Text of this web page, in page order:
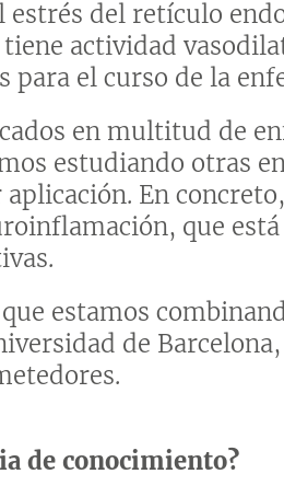
del retículo
actividad
para el curso de la
en multitud de
estudiando otras
En
que
estamos
de
de conocimiento?